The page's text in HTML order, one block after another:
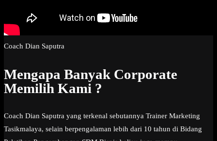
Coach Dian Saputra
Mengapa Banyak Corporate
Memilih Kami ?
Coach Dian Saputra yang terkenal sebutannya Trainer Marketing
Tasikmalaya, selain berpengalaman lebih dari 10 tahun di Bidang